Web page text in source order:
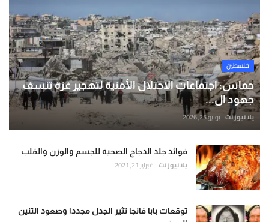
فلسطين
حماس: اجتماعات الاحتلال الأمنية لتهجير غزة تنسف
جهود ال...
يلا نيوز نت يونيو 25, 2026
فوائد جلد الدجاج الصحية للجسم والوزن والقلب
يلا نيوز نت فبراير 21, 2021
توقعات بابا فانجا تثير الجدل مجددا وصعود التنين